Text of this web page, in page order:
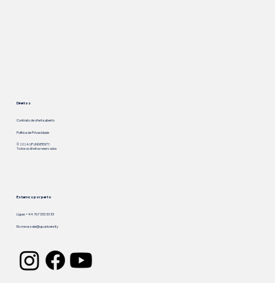
Direitos
Contrato de oferta aberto
Política de Privacidade
© 2024. UP.UNIVERSITY.
Todos os direitos reservados
Estamos por perto
Escreva:sale@up.university
Ligue: +44 767 333 33 33